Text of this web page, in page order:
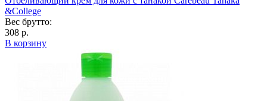
&College
Вес брутто:
308 р.
В корзину